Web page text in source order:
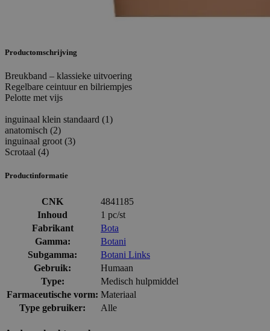
Productomschrijving
Breukband – klassieke uitvoering
Regelbare ceintuur en bilriempjes
Pelotte met vijs
inguinaal klein standaard (1)
anatomisch (2)
inguinaal groot (3)
Scrotaal (4)
Productinformatie
CNK
4841185
Inhoud
1 pc/st
Fabrikant
Bota
Gamma:
Botani
Subgamma:
Botani Links
Gebruik:
Humaan
Type:
Medisch hulpmiddel
Farmaceutische vorm: Materiaal
Type gebruiker:
Alle